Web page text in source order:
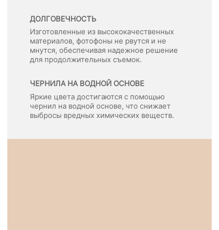
ДОЛГОВЕЧНОСТЬ
Изготовленные из высококачественных
материалов, фотофоны не рвутся и не
мнутся, обеспечивая надежное решение
для продолжительных съемок.
ЧЕРНИЛА НА ВОДНОЙ ОСНОВЕ
Яркие цвета достигаются с помощью
чернил на водной основе, что снижает
выбросы вредных химических веществ.